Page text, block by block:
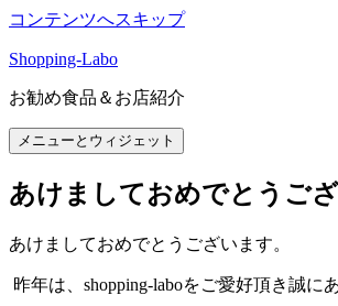
コンテンツへスキップ
Shopping-Labo
お勧め食品＆お店紹介
メニューとウィジェット
あけましておめでとうござ
あけましておめでとうございます。
昨年は、shopping-laboをご愛好頂き誠に